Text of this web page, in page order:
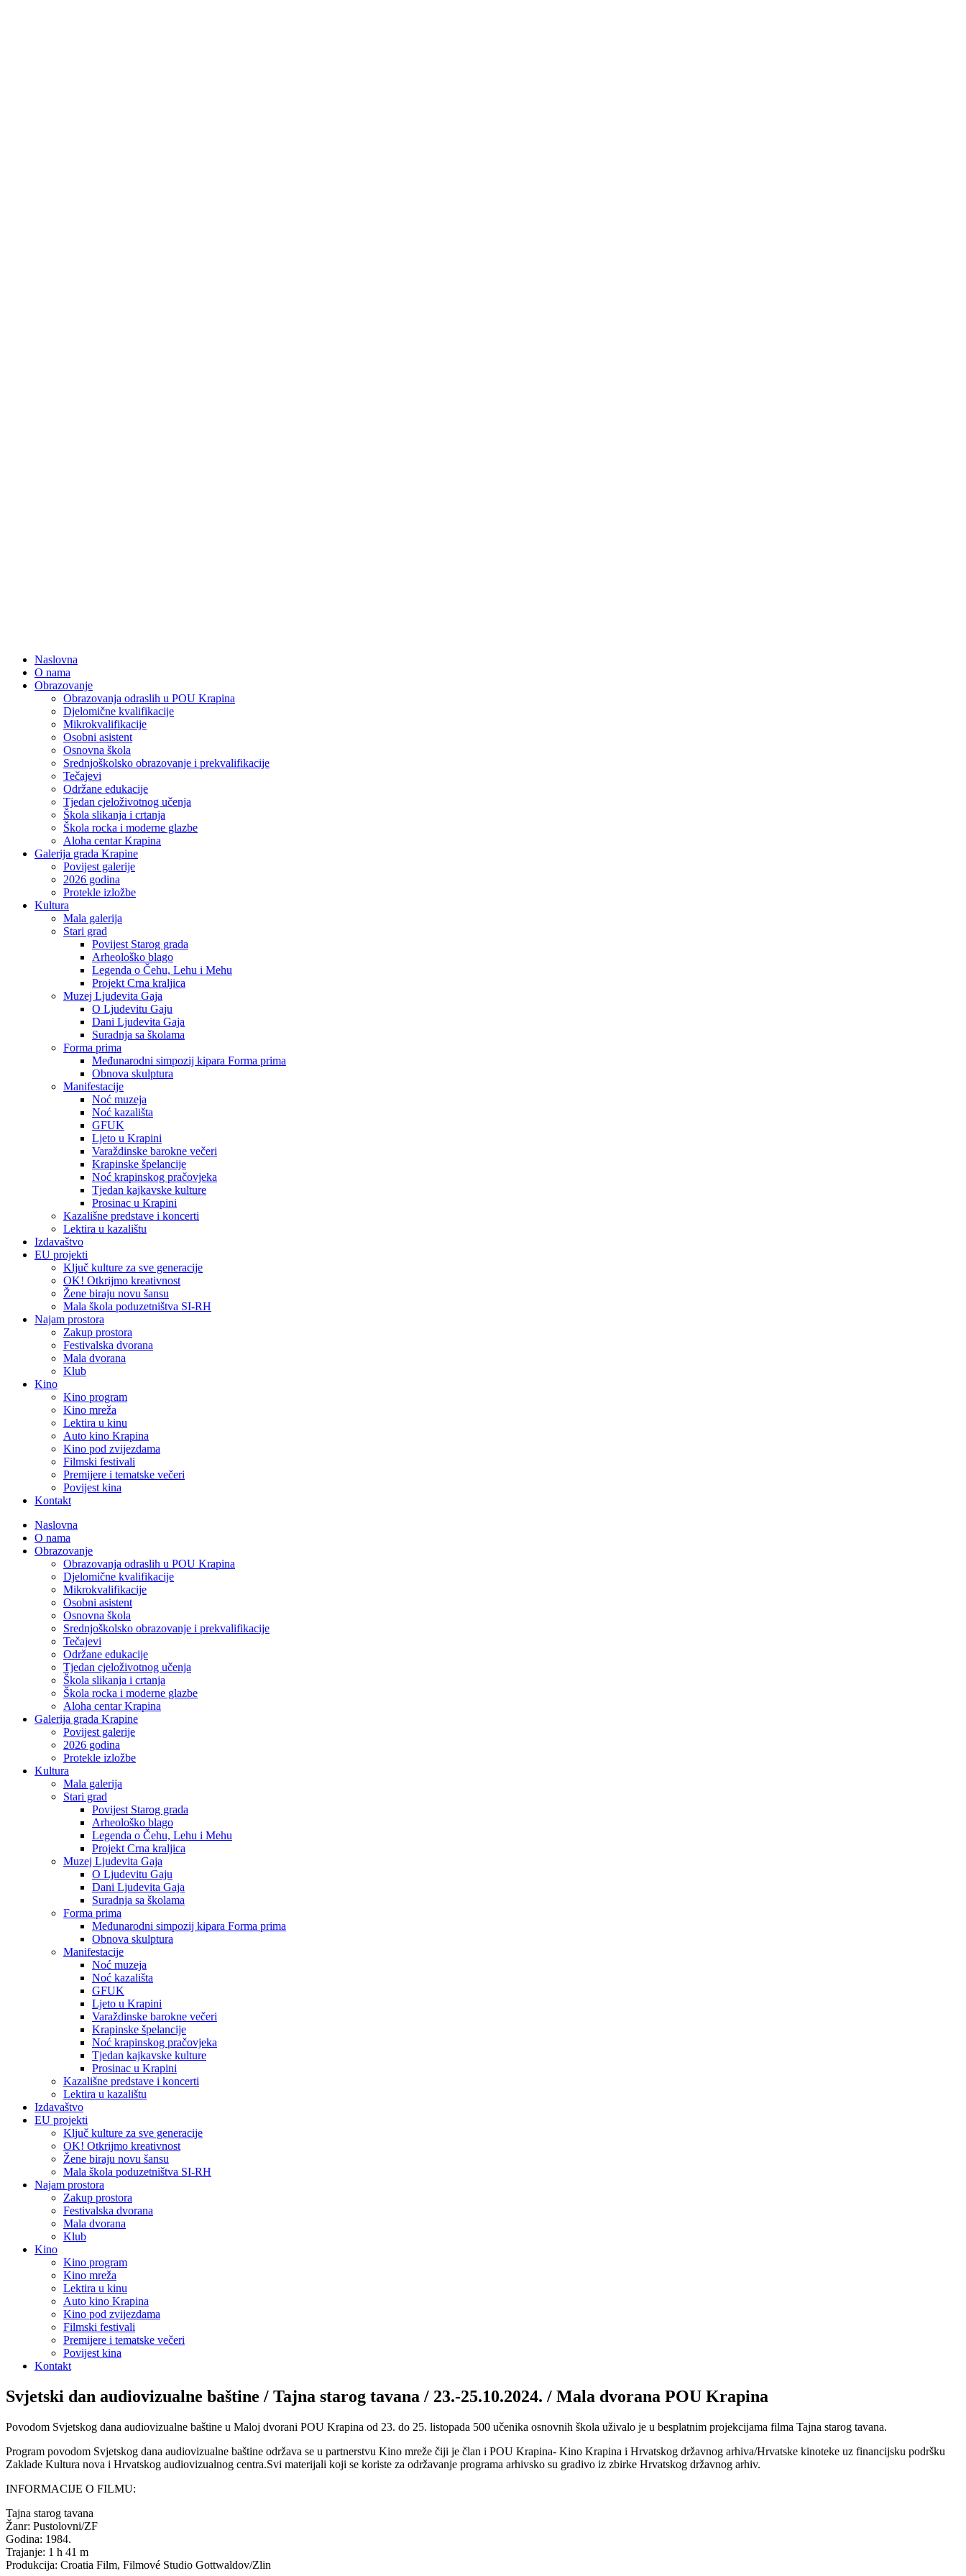
Naslovna
O nama
Obrazovanje
Obrazovanja odraslih u POU Krapina
Djelomične kvalifikacije
Mikrokvalifikacije
Osobni asistent
Osnovna škola
Srednjoškolsko obrazovanje i prekvalifikacije
Tečajevi
Održane edukacije
Tjedan cjeloživotnog učenja
Škola slikanja i crtanja
Škola rocka i moderne glazbe
Aloha centar Krapina
Galerija grada Krapine
Povijest galerije
2026 godina
Protekle izložbe
Kultura
Mala galerija
Stari grad
Povijest Starog grada
Arheološko blago
Legenda o Čehu, Lehu i Mehu
Projekt Crna kraljica
Muzej Ljudevita Gaja
O Ljudevitu Gaju
Dani Ljudevita Gaja
Suradnja sa školama
Forma prima
Međunarodni simpozij kipara Forma prima
Obnova skulptura
Manifestacije
Noć muzeja
Noć kazališta
GFUK
Ljeto u Krapini
Varaždinske barokne večeri
Krapinske špelancije
Noć krapinskog pračovjeka
Tjedan kajkavske kulture
Prosinac u Krapini
Kazališne predstave i koncerti
Lektira u kazalištu
Izdavaštvo
EU projekti
Ključ kulture za sve generacije
OK! Otkrijmo kreativnost
Žene biraju novu šansu
Mala škola poduzetništva SI-RH
Najam prostora
Zakup prostora
Festivalska dvorana
Mala dvorana
Klub
Kino
Kino program
Kino mreža
Lektira u kinu
Auto kino Krapina
Kino pod zvijezdama
Filmski festivali
Premijere i tematske večeri
Povijest kina
Kontakt
Naslovna
O nama
Obrazovanje
Obrazovanja odraslih u POU Krapina
Djelomične kvalifikacije
Mikrokvalifikacije
Osobni asistent
Osnovna škola
Srednjoškolsko obrazovanje i prekvalifikacije
Tečajevi
Održane edukacije
Tjedan cjeloživotnog učenja
Škola slikanja i crtanja
Škola rocka i moderne glazbe
Aloha centar Krapina
Galerija grada Krapine
Povijest galerije
2026 godina
Protekle izložbe
Kultura
Mala galerija
Stari grad
Povijest Starog grada
Arheološko blago
Legenda o Čehu, Lehu i Mehu
Projekt Crna kraljica
Muzej Ljudevita Gaja
O Ljudevitu Gaju
Dani Ljudevita Gaja
Suradnja sa školama
Forma prima
Međunarodni simpozij kipara Forma prima
Obnova skulptura
Manifestacije
Noć muzeja
Noć kazališta
GFUK
Ljeto u Krapini
Varaždinske barokne večeri
Krapinske špelancije
Noć krapinskog pračovjeka
Tjedan kajkavske kulture
Prosinac u Krapini
Kazališne predstave i koncerti
Lektira u kazalištu
Izdavaštvo
EU projekti
Ključ kulture za sve generacije
OK! Otkrijmo kreativnost
Žene biraju novu šansu
Mala škola poduzetništva SI-RH
Najam prostora
Zakup prostora
Festivalska dvorana
Mala dvorana
Klub
Kino
Kino program
Kino mreža
Lektira u kinu
Auto kino Krapina
Kino pod zvijezdama
Filmski festivali
Premijere i tematske večeri
Povijest kina
Kontakt
Svjetski dan audiovizualne baštine / Tajna starog tavana / 23.-25.10.2024. / Mala dvorana POU Krapina
Povodom Svjetskog dana audiovizualne baštine u Maloj dvorani POU Krapina od 23. do 25. listopada 500 učenika osnovnih škola uživalo je u besplatnim projekcijama filma Tajna starog tavana.
Program povodom Svjetskog dana audiovizualne baštine održava se u partnerstvu Kino mreže čiji je član i POU Krapina- Kino Krapina i Hrvatskog državnog arhiva/Hrvatske kinoteke uz financijsku podršku
Zaklade Kultura nova i Hrvatskog audiovizualnog centra.Svi materijali koji se koriste za održavanje programa arhivsko su gradivo iz zbirke Hrvatskog državnog arhiv.
INFORMACIJE O FILMU:
Tajna starog tavana
Žanr: Pustolovni/ZF
Godina: 1984.
Trajanje: 1 h 41 m
Produkcija: Croatia Film, Filmové Studio Gottwaldov/Zlin